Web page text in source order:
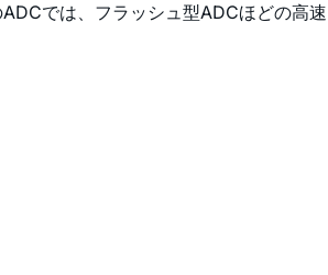
では、フラッシュ型ADCほどの高速